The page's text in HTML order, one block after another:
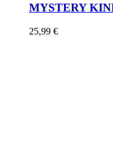
MYSTERY
25,99 €